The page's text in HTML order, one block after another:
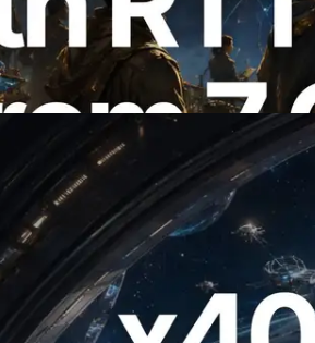
的 Ping 測量 —
API 同步上線